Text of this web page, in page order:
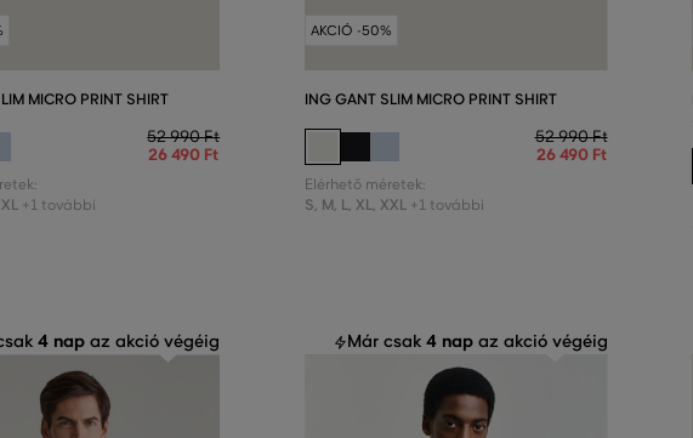
MICRO PRINT SHIRT
52 990 Ft
26 490 Ft
+1 további
AKCIÓ -50%
ING GANT SLIM MICRO PRINT SHIRT
52 990 Ft
26 490 Ft
Elérhető méretek:
S, M, L, XL, XXL +1 további
4 nap az akció végéig Már csak 4 napaz akció végéig